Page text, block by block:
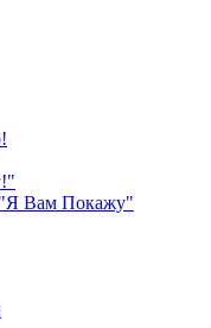
"Я Вам Покажу"